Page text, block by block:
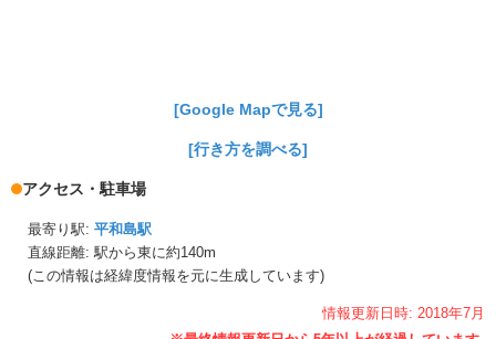
[Google Mapで見る]
[行き方を調べる]
アクセス・駐車場
最寄り駅: 平和島駅
直線距離: 駅から東に約140m
(この情報は経緯度情報を元に生成しています)
情報更新日時: 2018年7月